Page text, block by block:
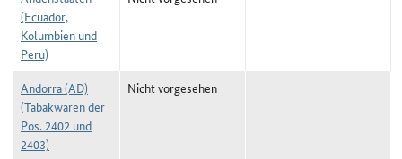
(Ecuador,
Kolumbien und
Peru)
Andorra (AD)
(Tabakwaren der
Pos. 2402 und
2403)
Nicht vorgesehen